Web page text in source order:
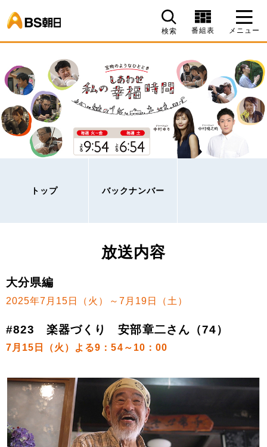
検索 番組表 メニュー
トップ バックナンバー
放送内容
大分県編
2025年7月15日（火）～7月19日（土）
#823 楽器づくり 安部章二さん（74）
7月15日（火）よる9：54～10：00